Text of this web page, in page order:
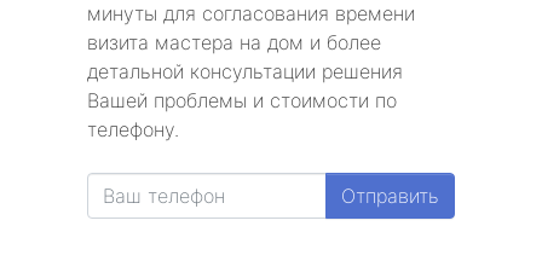
минуты для согласования времени
визита мастера на дом и более
детальной консультации решения
Вашей проблемы и стоимости по
телефону.
Отправить